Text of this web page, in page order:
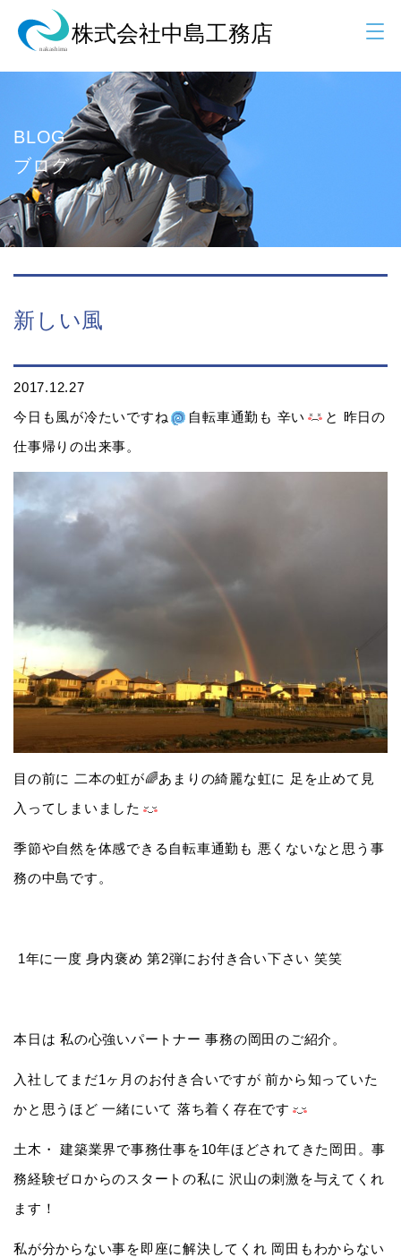
BLOG
ブログ
新しい風
2017.12.27
今日も風が冷たいですね
自転車通勤も 辛い
と 昨日の
仕事帰りの出来事。
目の前に 二本の虹が🌈あまりの綺麗な虹に 足を止めて見
入ってしまいました
季節や自然を体感できる自転車通勤も 悪くないなと思う事
務の中島です。
1年に一度 身内褒め 第2弾にお付き合い下さい 笑笑
本日は 私の心強いパートナー 事務の岡田のご紹介。
入社してまだ1ヶ月のお付き合いですが 前から知っていた
かと思うほど 一緒にいて 落ち着く存在です
土木・ 建築業界で事務仕事を10年ほどされてきた岡田。事
務経験ゼロからのスタートの私に 沢山の刺激を与えてくれ
ます！
私が分からない事を即座に解決してくれ 岡田もわからない